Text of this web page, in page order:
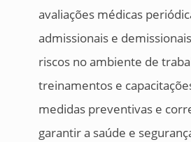
avaliações médicas
admissionais e
riscos no ambiente de
treinamentos e
medidas preventivas e
garantir a saúde e